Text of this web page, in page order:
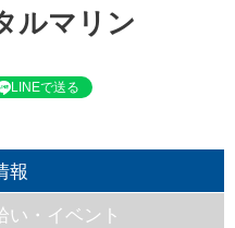
ルマリン
LINEで送る
報
い・イベント